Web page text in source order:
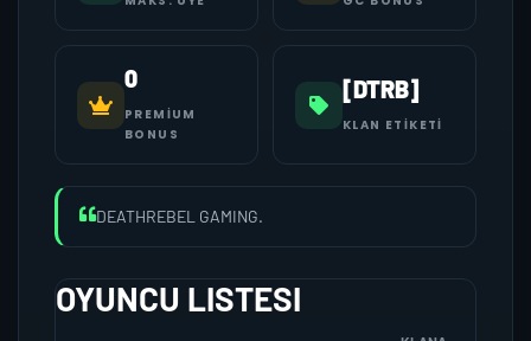
0
PREMIUM
BONUS
[DTRB]
KLAN ETIKETI
DEATHREBEL GAMING.
OYUNCU LISTESI